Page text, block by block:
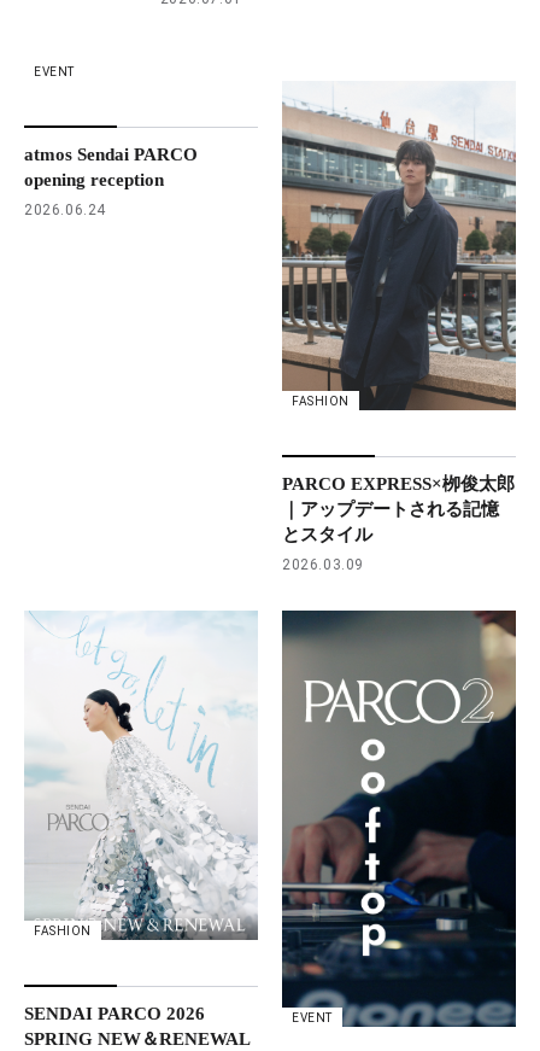
EVENT
atmos Sendai PARCO
opening reception
2026.06.24
FASHION
PARCO EXPRESS×栁俊太郎
｜アップデートされる記憶
とスタイル
2026.03.09
FASHION
SENDAI PARCO 2026
SPRING NEW＆RENEWAL
EVENT